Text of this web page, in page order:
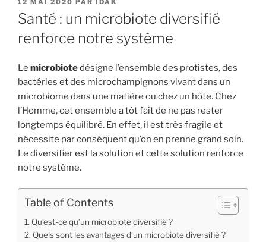
LE
12 MAI 2020 PAR IDAK
Santé : un microbiote diversifié
renforce notre système
Le microbiotedésigne l’ensemble des protistes, des
bactéries et des microchampignons vivant dans un
microbiome dans une matière ou chez un hôte. Chez
l’Homme, cet ensemble a tôt fait de ne pas rester
longtemps équilibré. En effet, il est très fragile et
nécessite par conséquent qu’on en prenne grand soin.
Le diversifier est la solution et cette solution renforce
notre système.
Table of Contents
Qu’est-ce qu’un microbiote diversifié ?
Quels sont les avantages d’un microbiote diversifié ?